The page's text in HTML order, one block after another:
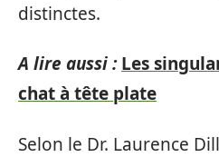
distinctes.
A lire aussi : Les
chat à tête plate
Selon le Dr. Laurence